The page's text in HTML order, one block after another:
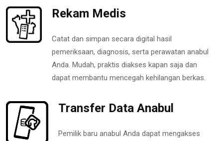
Rekam Medis
Catat dan simpan secara digital hasil
pemeriksaan, diagnosis, serta perawatan anabul
Anda. Mudah, praktis diakses kapan saja dan
dapat membantu mencegah kehilangan berkas.
Transfer Data Anabul
Pemilik baru anabul Anda dapat mengakses